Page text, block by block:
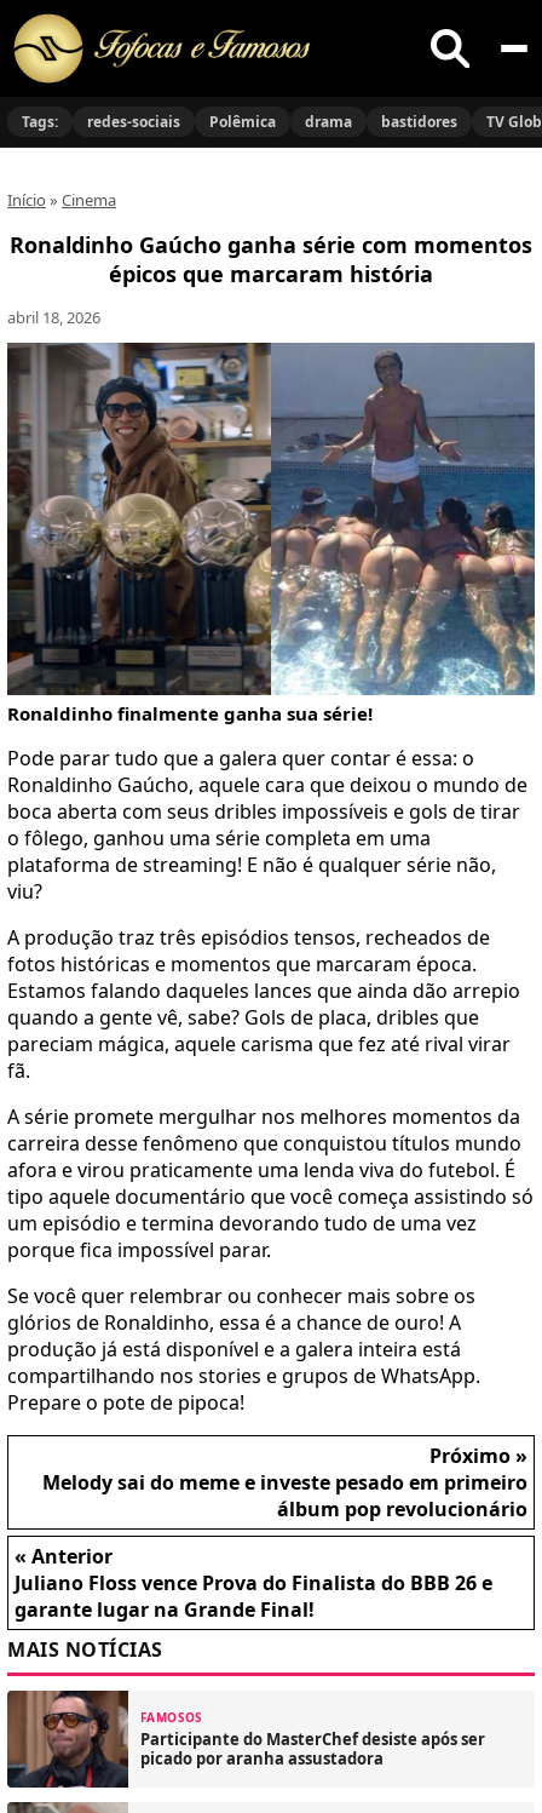
Buscar
no
Tags: redes-sociais Polêmica drama bastidores TV
Início » Cinema
Ronaldinho Gaúcho ganha série com momentos
épicos que marcaram história
abril 18, 2026
Ronaldinho finalmente ganha sua série!
Pode parar tudo que a galera quer contar é essa: o
Ronaldinho Gaúcho, aquele cara que deixou o mundo de
boca aberta com seus dribles impossíveis e gols de tirar
o fôlego, ganhou uma série completa em uma
plataforma de streaming! E não é qualquer série não,
viu?
A produção traz três episódios tensos, recheados de
fotos históricas e momentos que marcaram época.
Estamos falando daqueles lances que ainda dão arrepio
quando a gente vê, sabe? Gols de placa, dribles que
pareciam mágica, aquele carisma que fez até rival virar
fã.
A série promete mergulhar nos melhores momentos da
carreira desse fenômeno que conquistou títulos mundo
afora e virou praticamente uma lenda viva do futebol. É
tipo aquele documentário que você começa assistindo só
um episódio e termina devorando tudo de uma vez
porque fica impossível parar.
Se você quer relembrar ou conhecer mais sobre os
glórios de Ronaldinho, essa é a chance de ouro! A
produção já está disponível e a galera inteira está
compartilhando nos stories e grupos de WhatsApp.
Prepare o pote de pipoca!
Próximo »
Melody sai do meme e investe pesado em primeiro
álbum pop revolucionário
« Anterior
Juliano Floss vence Prova do Finalista do BBB 26 e
garante lugar na Grande Final!
MAIS NOTÍCIAS
FAMOSOS
Participante do MasterChef desiste após ser
picado por aranha assustadora